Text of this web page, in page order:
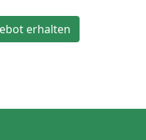
erhalten